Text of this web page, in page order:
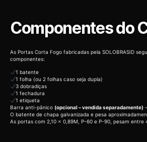
Componentes do
As Portas Corta Fogo fabricadas pela SOLOBRASID
componentes:
1 batente
1 folha (ou 2 folhas caso seja dupla)
3 dobradiças
1 fechadura
1 etiqueta
Barra anti-pânico (opcional – vendida separadamente) –
O batente de chapa galvanizada e pesa
As portas com 2,10 x 0,89M, P-60 e P-90, pesam entre